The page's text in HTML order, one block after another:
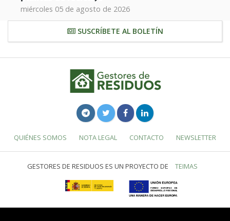
miércoles 05 de agosto de 2026
SUSCRÍBETE AL BOLETÍN
QUIÉNES SOMOS NOTA LEGAL CONTACTO NEWSLETTER
GESTORES DE RESIDUOS ES UN PROYECTO DE TEIMAS